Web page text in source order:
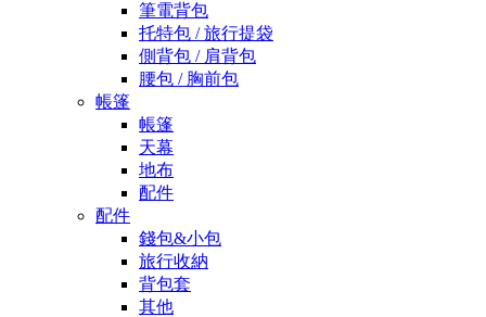
筆電背包
托特包 / 旅行提袋
側背包 / 肩背包
腰包 / 胸前包
帳篷
帳篷
天幕
地布
配件
配件
錢包&小包
旅行收納
背包套
其他